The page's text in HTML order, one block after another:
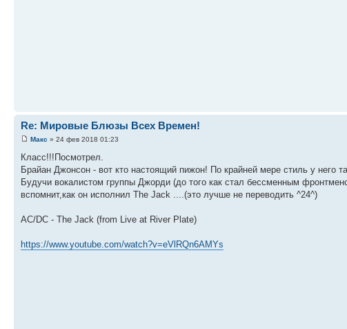
Re: Мировые Блюзы Всех Времен!
Макс » 24 фев 2018 01:23
Класс!!!Посмотрел.
Брайан Джонсон - вот кто настоящий пижон! По крайней мере стиль у него
Будучи вокалистом группы Джорди (до того как стал бессменным
вспомнит,как он исполнил The Jack ....(это лучше не переводить ^24^)
AC/DC - The Jack (from Live at River Plate)
https://www.youtube.com/watch?v=eVlRQn6AMYs